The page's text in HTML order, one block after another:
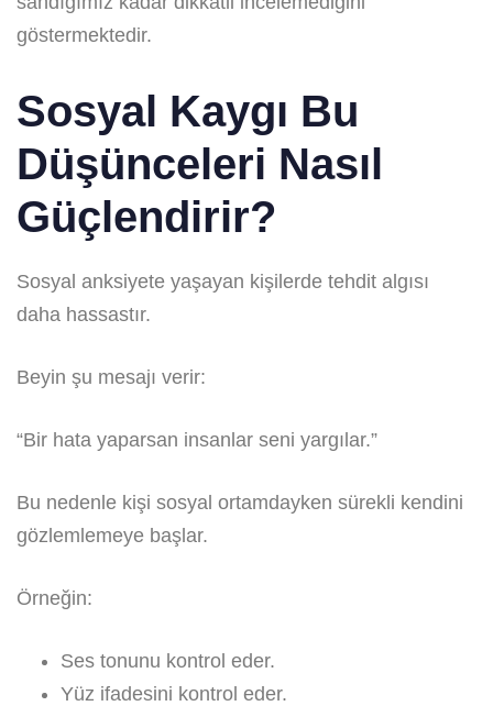
göstermektedir.
Sosyal Kaygı Bu
Düşünceleri Nasıl
Güçlendirir?
Sosyal anksiyete yaşayan kişilerde tehdit algısı
daha hassastır.
Beyin şu mesajı verir:
“Bir hata yaparsan insanlar seni yargılar.”
Bu nedenle kişi sosyal ortamdayken sürekli kendini
gözlemlemeye başlar.
Örneğin:
Ses tonunu kontrol eder.
Yüz ifadesini kontrol eder.